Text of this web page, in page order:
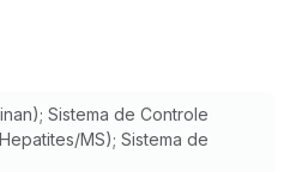
Sistema de Controle
MS); Sistema de